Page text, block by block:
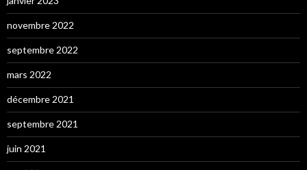
novembre 2022
septembre 2022
mars 2022
décembre 2021
septembre 2021
juin 2021